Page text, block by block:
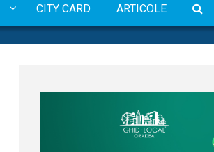
CITY CARD ARTICOLE